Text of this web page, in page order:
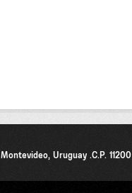
Uruguay .C.P. 11200